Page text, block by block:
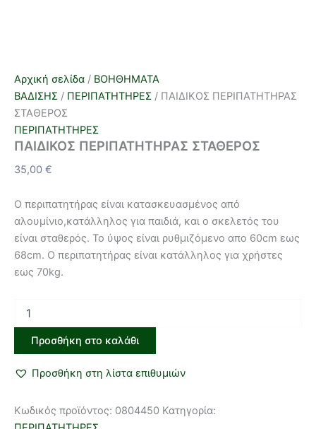
Αρχική σελίδα / ΒΟΗΘΗΜΑΤΑ
ΒΑΔΙΣΗΣ / ΠΕΡΙΠΑΤΗΤΗΡΕΣ / ΠΑΙΔΙΚΟΣ ΠΕΡΙΠΑΤΗΤΗΡΑΣ
ΣΤΑΘΕΡΟΣ
ΠΕΡΙΠΑΤΗΤΗΡΕΣ
ΠΑΙΔΙΚΟΣ ΠΕΡΙΠΑΤΗΤΗΡΑΣ ΣΤΑΘΕΡΟΣ
35,00 €
Ο περιπατητήρας είναι κατασκευασμένος από
αλουμίνιο,κατάλληλος για παιδιά, και ο σκελετός του
είναι σταθερός. Το ύψος είναι ρυθμιζόμενο απο 60cm εως
68cm. Ο περιπατητήρας είναι κατάλληλος για χρήστες
εως 70kg.
Προσθήκη στο καλάθι
Προσθήκη στη λίστα επιθυμιών
Κωδικός προϊόντος: 0804450 Κατηγορία: